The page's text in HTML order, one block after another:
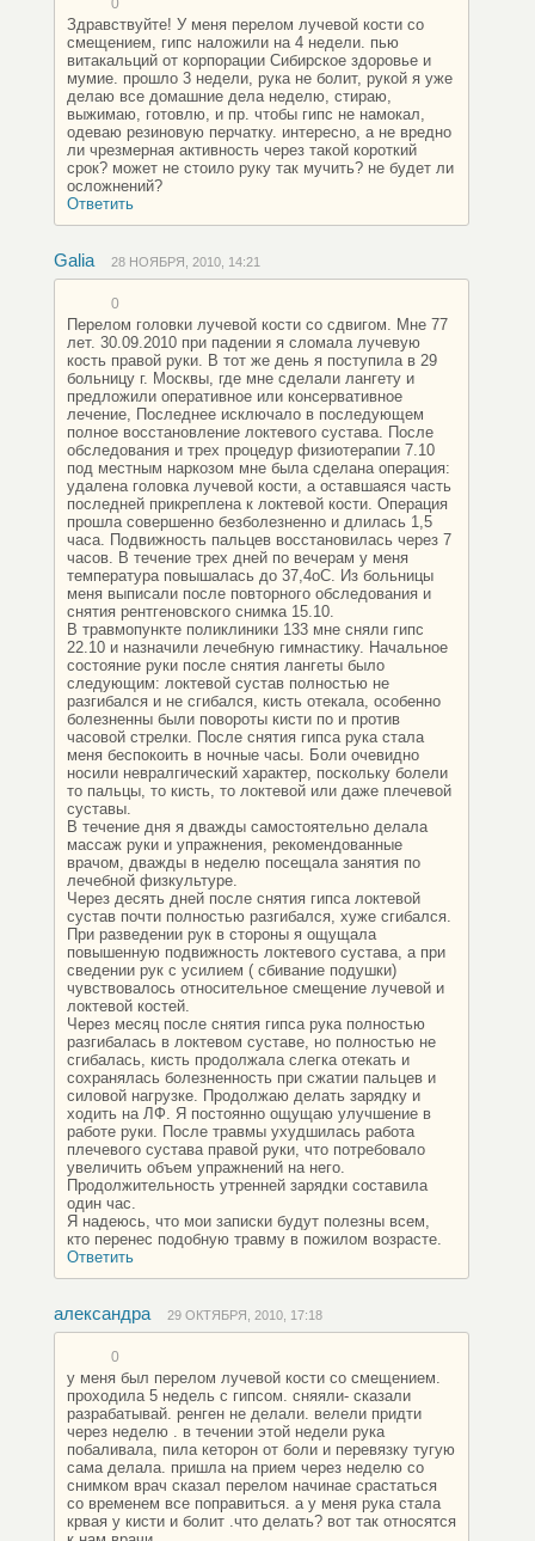
Здравствуйте! У меня перелом лучевой кости со
смещением, гипс наложили на 4 недели. пью
витакальций от корпорации Сибирское здоровье и
мумие. прошло 3 недели, рука не болит, рукой я уже
делаю все домашние дела неделю, стираю,
выжимаю, готовлю, и пр. чтобы гипс не намокал,
одеваю резиновую перчатку. интересно, а не вредно
ли чрезмерная активность через такой короткий
срок? может не стоило руку так мучить? не будет ли
осложнений?
Ответить
Galia 28 НОЯБРЯ, 2010, 14:21
0
Перелом головки лучевой кости со сдвигом. Мне 77
лет. 30.09.2010 при падении я сломала лучевую
кость правой руки. В тот же день я поступила в 29
больницу г. Москвы, где мне сделали лангету и
предложили оперативное или консервативное
лечение, Последнее исключало в последующем
полное восстановление локтевого сустава. После
обследования и трех процедур физиотерапии 7.10
под местным наркозом мне была сделана операция:
удалена головка лучевой кости, а оставшаяся часть
последней прикреплена к локтевой кости. Операция
прошла совершенно безболезненно и длилась 1,5
часа. Подвижность пальцев восстановилась через 7
часов. В течение трех дней по вечерам у меня
температура повышалась до 37,4оС. Из больницы
меня выписали после повторного обследования и
снятия рентгеновского снимка 15.10.
В травмопункте поликлиники 133 мне сняли гипс
22.10 и назначили лечебную гимнастику. Начальное
состояние руки после снятия лангеты было
следующим: локтевой сустав полностью не
разгибался и не сгибался, кисть отекала, особенно
болезненны были повороты кисти по и против
часовой стрелки. После снятия гипса рука стала
меня беспокоить в ночные часы. Боли очевидно
носили невралгический характер, поскольку болели
то пальцы, то кисть, то локтевой или даже плечевой
суставы.
В течение дня я дважды самостоятельно делала
массаж руки и упражнения, рекомендованные
врачом, дважды в неделю посещала занятия по
лечебной физкультуре.
Через десять дней после снятия гипса локтевой
сустав почти полностью разгибался, хуже сгибался.
При разведении рук в стороны я ощущала
повышенную подвижность локтевого сустава, а при
сведении рук с усилием ( сбивание подушки)
чувствовалось относительное смещение лучевой и
локтевой костей.
Через месяц после снятия гипса рука полностью
разгибалась в локтевом суставе, но полностью не
сгибалась, кисть продолжала слегка отекать и
сохранялась болезненность при сжатии пальцев и
силовой нагрузке. Продолжаю делать зарядку и
ходить на ЛФ. Я постоянно ощущаю улучшение в
работе руки. После травмы ухудшилась работа
плечевого сустава правой руки, что потребовало
увеличить объем упражнений на него.
Продолжительность утренней зарядки составила
один час.
Я надеюсь, что мои записки будут полезны всем,
кто перенес подобную травму в пожилом возрасте.
Ответить
aлександра 29 ОКТЯБРЯ, 2010, 17:18
0
у меня был перелом лучевой кости со смещением.
проходила 5 недель с гипсом. сняяли- сказали
разрабатывай. ренген не делали. велели придти
через неделю . в течении этой недели рука
побаливала, пила кеторон от боли и перевязку тугую
сама делала. пришла на прием через неделю со
снимком врач сказал перелом начинае срастаться
со временем все поправиться. а у меня рука стала
крвая у кисти и болит .что делать? вот так относятся